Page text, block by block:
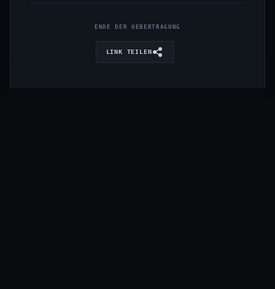
ENDE DER UEBERTRAGUNG
LINK TEILEN